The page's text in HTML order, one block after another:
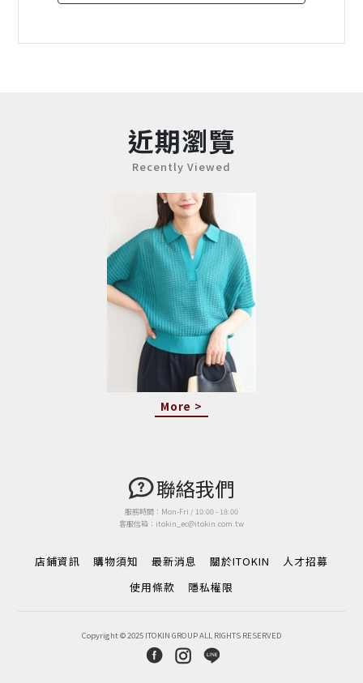
近期瀏覽
Recently Viewed
More >
聯絡我們
服務時間：Mon-Fri / 10:00 - 18:00
客服信箱：itokin_ec@itokin.com.tw
店鋪資訊 購物須知 最新消息 關於ITOKIN
人才招募
使用條款
隱私權限
Copyright © 2025 ITOKIN GROUP ALL RIGHTS RESERVED